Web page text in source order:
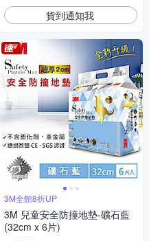
貨到通知我
3M全館8折UP
3M 兒童安全防撞地墊-礦石藍
(32cm x 6片)